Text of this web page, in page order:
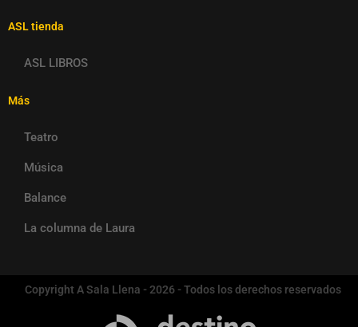
ASL tienda
ASL LIBROS
Más
Teatro
Música
Balance
La columna de Laura
Copyright A Sala Llena - 2026 - Todos los derechos reservados